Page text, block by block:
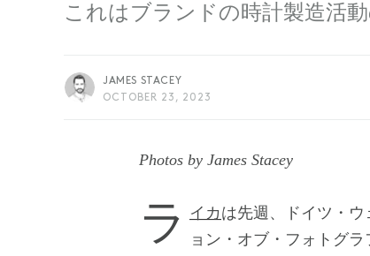
これはブランドの時計製造活
JAMES STACEY
OCTOBER 23, 2023
Photos by James Stacey
ライカは先週、ドイツ・
ョン・オブ・フォトグ